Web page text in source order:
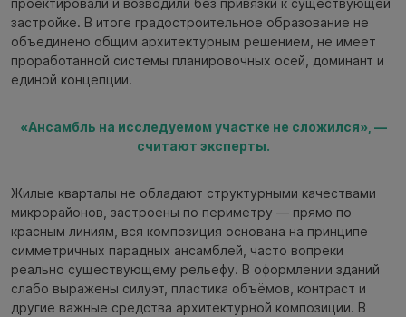
проектировали и возводили без привязки к существующей
застройке. В итоге градостроительное образование не
объединено общим архитектурным решением, не имеет
проработанной системы планировочных осей, доминант и
единой концепции.
«Ансамбль на исследуемом участке не сложился», —
считают эксперты.
Жилые кварталы не обладают структурными качествами
микрорайонов, застроены по периметру — прямо по
красным линиям, вся композиция основана на принципе
симметричных парадных ансамблей, часто вопреки
реально существующему рельефу. В оформлении зданий
слабо выражены силуэт, пластика объёмов, контраст и
другие важные средства архитектурной композиции. В